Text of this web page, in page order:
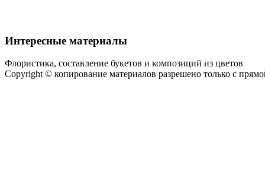
Интересные материалы
Флористика, составление букетов и композиций из цветов
Copyright © копирование материалов разрешено только с